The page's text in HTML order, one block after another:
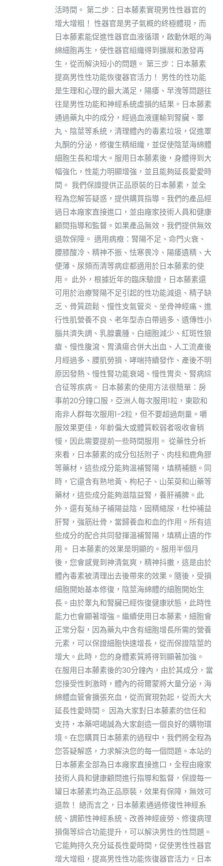
活時間。 第二步：日本藤素實現男性性器官的
增大增粗！ 性器官是男子氣概的終極體現，而
日本藤素能促進性器官血液循環，啟動休眠的海
綿細胞再生，使性器官組織得到擴展和激發再
生，從而解決短小的問題。 第三步：日本藤素
提高男性性功能恢復器官活力！ 男性的性功能
是生理和心理的最大滿足，陽痿、早洩等問題往
往是男性功能和神經系統虛損的結果。日本藤素
通過藥丸中的成分，經過血液運輸到腎臟、睪
丸、陰莖等系統，清理體內的毒素垃圾，促進睪
丸酮的分泌，修復生精組織，並促使陰莖海綿體
細胞生長和增大。服用日本藤素後，身體得到大
幅強化，性能力明顯增強，並且能夠延長愛愛時
間。 我們保證提供正品原裝的日本藤素，並全
程為您解答疑惑，提供購買指導。我們的產品經
過日本廠家直接進口，並由廠家技術人員和健康
顧問指導和監督。如果產品無效，我們提供無效
退款保障。 適用病癥：腎陽不足、命門火衰、
腰膝酸冷、精神不振、怯寒畏冷、陽痿遺精、大
便薄、尿頻而清等病症都適用於日本藤素的使
用。 此外，根據近年的臨床驗證，日本藤素還
可用於治療腎陽不足引起的性功能減退、精子缺
乏、骨質疏鬆、慢性支氣管炎、坐骨神經痛、進
行性肌營養不良、老年型赤白帶過多、遺傳性小
腦共濟失調、乳腺囊腫、白細胞減少、紅斑性狼
瘡、慢性腹瀉、胃潰瘍合併大出血、人工流產後
月經過多、腰肌勞損、哮喘持續發作、產後不明
原因發熱、慢性腎功能衰竭、慢性胃炎、腎病綜
合征等疾病。 日本藤素的使用方法很簡單：房
事前20分鐘口服，亞洲人每次服用1粒，東歐和
南非人群每次服用1-2粒，但不要超過劑量。嚼
服效果更佳，年齡偏大或體質較弱者吸收會稍
慢，因此需要提前一些時間服用。 從藥性分析
來看，日本藤素的成分包括附子、肉桂和鹿角膠
等藥材，這些成分能夠溫補腎陽，填精補髓。同
時，它還含有熟地黃、枸杞子、山茱萸和山藥等
藥材，這些成分能夠滋陰益腎，養肝補脾。此
外，還有菟絲子補陽益陰，固精縮尿，杜仲補益
肝腎，強筋壯骨，當歸養血和血的作用。所有這
些成分的配合共同發揮溫補腎陽，填精止遺的作
用。 日本藤素的效果是明顯的。服用半個月
後，您會感覺到神清氣爽，精神抖擻，這是由於
體內毒素被清理出去後帶來的效果。隨後，受損
細胞開始基本修復，陰莖海綿體的細胞開始生
長。由於睾丸和腎臟已經恢復健康狀態，此時性
能力也會顯著增強。繼續使用日本藤素，細胞會
正常分裂，因為藥丸中含有細胞增長所需的營養
元素，可以保證細胞快速增長，從而保證陰莖的
增大。此時，您的身體素質將得到顯著加強。
在服用日本藤素後的30分鐘內，由於其成分，當
您接受性刺激時，體內的荷爾蒙將大量分泌，海
綿體血管會擴張充血，從而實現勃起，從而大大
延長性愛時間。 因為大家對日本藤素的信任和
支持，本藥吧竭誠為大家創造一個良好的購物環
境。在您購買日本藤素的過程中，我們將全程為
您答疑解惑，力求解決您的每一個問題。本站的
日本藤素全部為日本廠家直接進口，全程由廠家
技術人員和健康顧問進行指導和監督，保證每一
罐日本藤素均為正品原裝，效果有保障，無效可
退款！ 總而言之，日本藤素通過修復性神經系
統、調節性神經系統、改善神經疲勞、修復病理
損傷等綜合功能提升，可以解決男性的性問題。
它能夠持久充分延長性愛時間，促使男性性器官
增大增粗，提高男性性功能恢復器官活力。日本